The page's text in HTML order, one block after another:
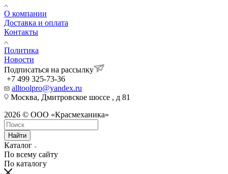
О компании
Доставка и оплата
Контакты
Политика
Новости
Подписаться на рассылку
+7 499 325-73-36
alltoolpro@yandex.ru
Москва, Дмитровское шоссе , д 81
2026 © ООО «Красмеханика»
Найти
Каталог
По всему сайту
По каталогу